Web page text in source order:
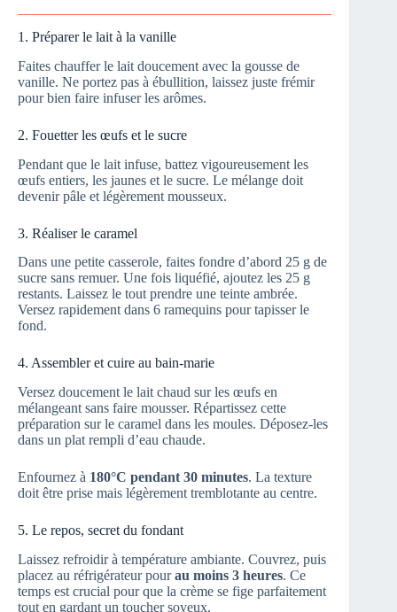
1. Préparer le lait à la vanille
Faites chauffer le lait doucement avec la gousse de
vanille. Ne portez pas à ébullition, laissez juste frémir
pour bien faire infuser les arômes.
2. Fouetter les œufs et le sucre
Pendant que le lait infuse, battez vigoureusement les
œufs entiers, les jaunes et le sucre. Le mélange doit
devenir pâle et légèrement mousseux.
3. Réaliser le caramel
Dans une petite casserole, faites fondre d’abord 25 g de
sucre sans remuer. Une fois liquéfié, ajoutez les 25 g
restants. Laissez le tout prendre une teinte ambrée.
Versez rapidement dans 6 ramequins pour tapisser le
fond.
4. Assembler et cuire au bain-marie
Versez doucement le lait chaud sur les œufs en
mélangeant sans faire mousser. Répartissez cette
préparation sur le caramel dans les moules. Déposez-les
dans un plat rempli d’eau chaude.
Enfournez à 180°C pendant 30 minutes. La texture
doit être prise mais légèrement tremblotante au centre.
5. Le repos, secret du fondant
Laissez refroidir à température ambiante. Couvrez, puis
placez au réfrigérateur pourau moins 3 heures. Ce
temps est crucial pour que la crème se fige parfaitement
tout en gardant un toucher soyeux.